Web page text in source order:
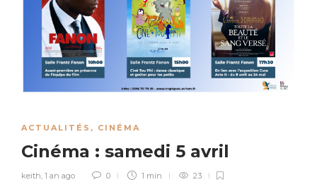
ACTUALITÉS , CINÉMA
Cinéma : samedi 5 avril
keith, 1 an ago 0 1 min 23